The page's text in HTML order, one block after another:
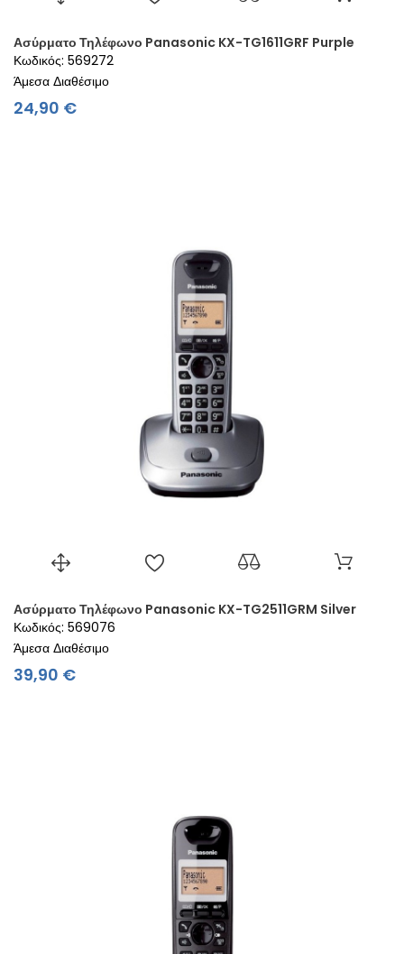
Ασύρματο Τηλέφωνο Panasonic KX-TG1611GRF Purple
Κωδικός: 569272
Άμεσα Διαθέσιμο
24,90 €Τιμή
Ασύρματο Τηλέφωνο Panasonic KX-TG2511GRM Silver
Κωδικός: 569076
Άμεσα Διαθέσιμο
39,90 €Τιμή